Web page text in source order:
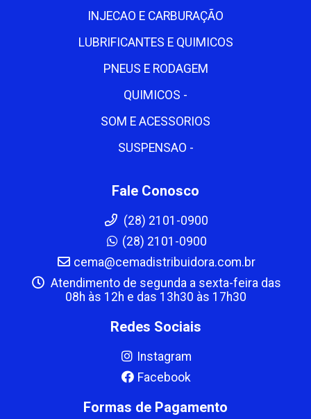
INJECAO E CARBURAÇÃO
LUBRIFICANTES E QUIMICOS
PNEUS E RODAGEM
QUIMICOS -
SOM E ACESSORIOS
SUSPENSAO -
Fale Conosco
(28) 2101-0900
(28) 2101-0900
cema@cemadistribuidora.com.br
Atendimento de segunda a sexta-feira das
08h às 12h e das 13h30 às 17h30
Redes Sociais
Instagram
Facebook
Formas de Pagamento